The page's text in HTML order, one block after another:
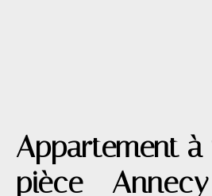
Appartement à
pièce -